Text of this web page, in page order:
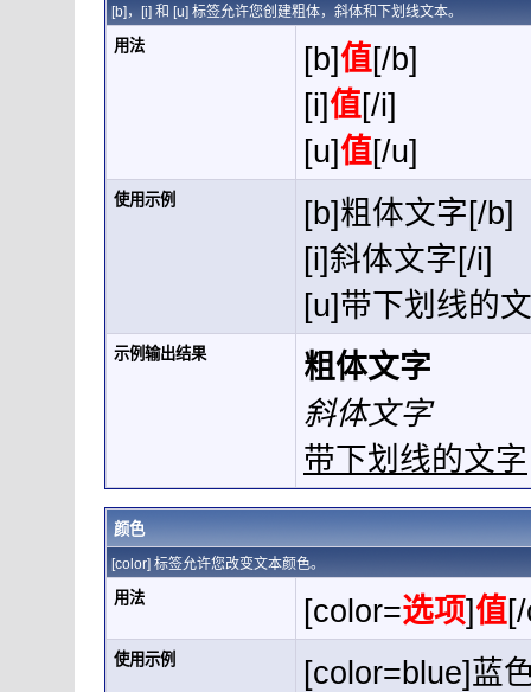
[b]，[i] 和 [u] 标签允许您创建粗体，斜体和下划线文本。
用法 [b]值[/b]
[i]值[/i]
[u]值[/u]
使用示例
[b]粗体文字[/b]
[i]斜体文字[/i]
[u]带下划线的
示例输出结果
粗体文字
斜体文字
带下划线的文字
颜色
[color] 标签允许您改变文本颜色。
用法 [color=选项]值
使用示例 [color=blue]蓝